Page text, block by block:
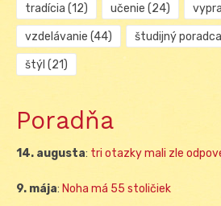
tradícia (12) učenie (24)
vzdelávanie (44) študijný poradca
štýl (21)
Poradňa
14. augusta: tri otazky mali zle
9. mája: Noha má 55 stoličiek